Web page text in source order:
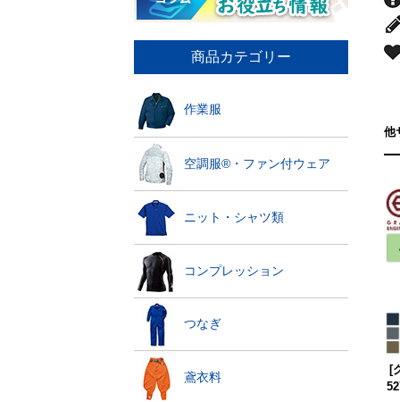
商品カテゴリー
作業服
空調服®・ファン付ウェア
ニット・シャツ類
コンプレッション
つなぎ
鳶衣料
他
[